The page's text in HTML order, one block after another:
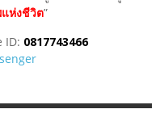
ห่งชีวิต”
ID: 0817743466